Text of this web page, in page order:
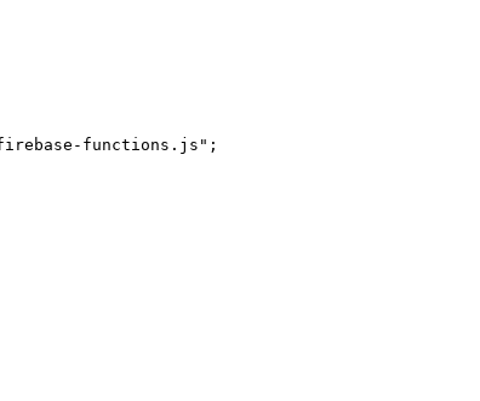
functions.js";